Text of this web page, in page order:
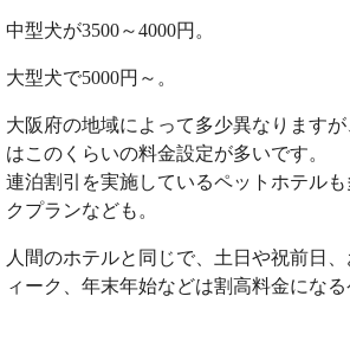
中型犬が3500～4000円。
大型犬で5000円～。
大阪府の地域によって多少異なります
はこのくらいの料金設定が多いです。
連泊割引を実施しているペットホテル
クプランなども。
人間のホテルと同じで、土日や祝前日
ィーク、年末年始などは割高料金になる